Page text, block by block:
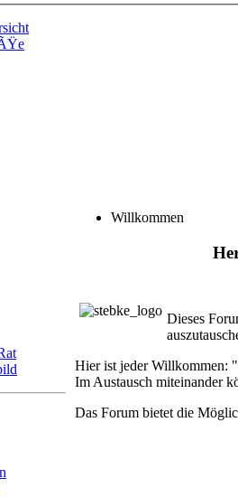
Willkommen
Dieses
Hier ist jeder Willkommen:
Im Austausch miteinander
Das Forum bietet die